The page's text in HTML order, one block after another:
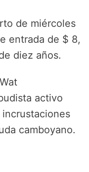
de miércoles
entrada de $ 8,
diez años.
activo
camboyano.